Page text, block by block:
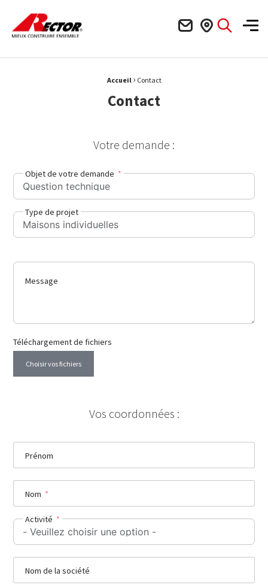
Rector Mieux construire ensemble
Accueil › Contact
Contact
Votre demande :
Objet de votre demande
Type de projet
Message
Téléchargement de fichiers
Choisir vos fichiers
Vos coordonnées :
Prénom
Nom
Activité
Nom de la société